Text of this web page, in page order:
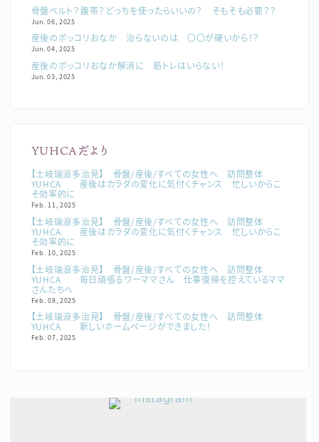
骨盤ベルト？腹帯？どっちを使ったらいいの？ そもそも必要？？
Jun. 06, 2025
産後のポッコリおなか 治らないのは 〇〇が硬いから！？
Jun. 04, 2025
産後のポッコリおなか解消に 筋トレはいらない！
Jun. 03, 2025
YUHCAだより
【土岐瑞浪多治見】 骨盤/産後/すべての女性へ 訪問整体
YUHCA 産後はカラダの変化に気付くチャンス 忙しいからこ
そ効率的に
Feb. 11, 2025
【土岐瑞浪多治見】 骨盤/産後/すべての女性へ 訪問整体
YUHCA 産後はカラダの変化に気付くチャンス 忙しいからこ
そ効率的に
Feb. 10, 2025
【土岐瑞浪多治見】 骨盤/産後/すべての女性へ 訪問整体
YUHCA 毎日頑張るワーママさん 仕事復帰を控えているママ
さんたちへ
Feb. 08, 2025
【土岐瑞浪多治見】 骨盤/産後/すべての女性へ 訪問整体
YUHCA 新しいホームページができました！
Feb. 07, 2025